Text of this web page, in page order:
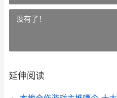
没有了！
延伸阅读